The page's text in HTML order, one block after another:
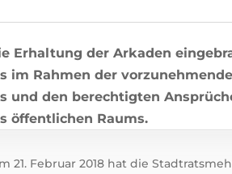
Erhaltung der Arkaden
im Rahmen der
und den berechtigten
öffentlichen Raums.
21. Februar 2018 hat die